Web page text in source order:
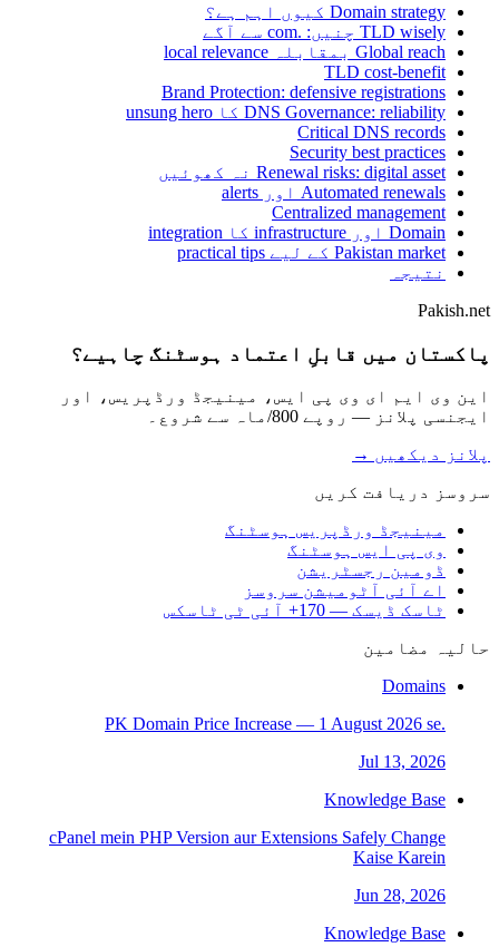
Domain strategy کیوں اہم ہے؟
TLD wisely چنیں: .com سے آگے
Global reach بمقابلہ local relevance
TLD cost-benefit
Brand Protection: defensive registrations
DNS Governance: reliability کا unsung hero
Critical DNS records
Security best practices
Renewal risks: digital asset نہ کھوئیں
Automated renewals اور alerts
Centralized management
Domain اور infrastructure کا integration
Pakistan market کے لیے practical tips
نتیجہ
Pakish.net
پاکستان میں قابلِ اعتماد ہوسٹنگ چاہیے؟
این وی ایم ای وی پی ایس، مینیجڈ ورڈپریس، اور
ایجنسی پلانز — روپے 800/ماہ سے شروع۔
پلانز دیکھیں →
سروسز دریافت کریں
مینیجڈ ورڈپریس ہوسٹنگ
وی پی ایس ہوسٹنگ
ڈومین رجسٹریشن
اے آئی آٹومیشن سروسز
ٹاسک ڈیسک — 170+ آئی ٹی ٹاسکس
حالیہ مضامین
Domains
.PK Domain Price Increase — 1 August 2026 se
Jul 13, 2026
Knowledge Base
cPanel mein PHP Version aur Extensions Safely Change
Kaise Karein
Jun 28, 2026
Knowledge Base